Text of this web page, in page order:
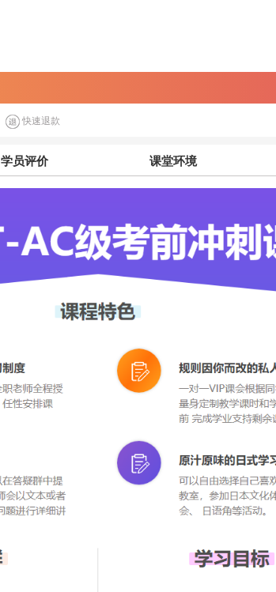
快速退款
学员评价 课堂环境